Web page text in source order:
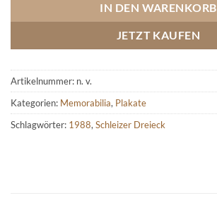
IN DEN WARENKORB
JETZT KAUFEN
Artikelnummer: n. v.
Kategorien: Memorabilia, Plakate
Schlagwörter: 1988, Schleizer Dreieck